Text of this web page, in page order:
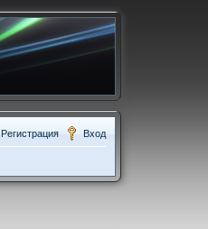
Вход
Регистрация